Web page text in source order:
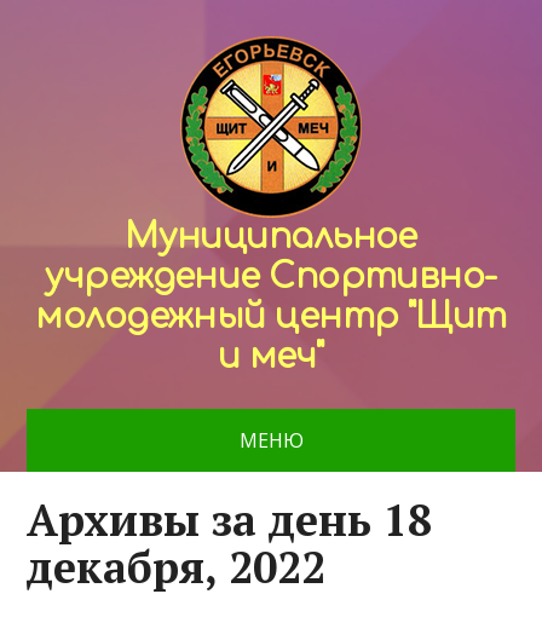
Муниципальное
учреждение Спортивно-
молодежный центр "Щит
и меч"
МЕНЮ
Архивы за день 18
декабря, 2022